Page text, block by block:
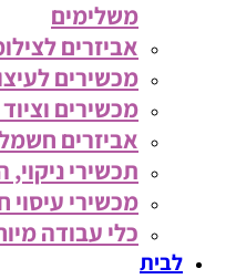
משלימים
אביזרים
מכשירים
מכשירים
אביזרים
תכשירי
מכשירי עיסוי
כלי עבודה
לבית